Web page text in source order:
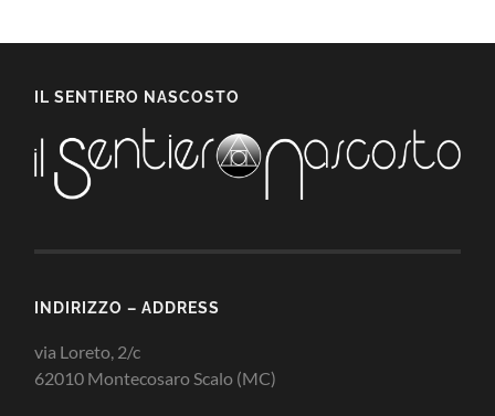
IL SENTIERO NASCOSTO
INDIRIZZO – ADDRESS
via Loreto, 2/c
62010 Montecosaro Scalo (MC)